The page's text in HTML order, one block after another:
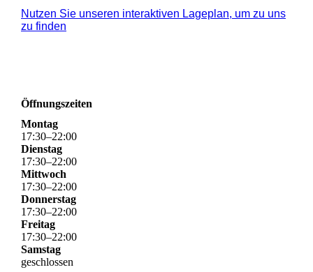
Nutzen Sie unseren interaktiven La­ge­plan, um zu uns
zu finden
Öffnungszeiten
Montag
17:30–22:00
Dienstag
17:30–22:00
Mittwoch
17:30–22:00
Donnerstag
17:30–22:00
Freitag
17:30–22:00
Samstag
geschlossen